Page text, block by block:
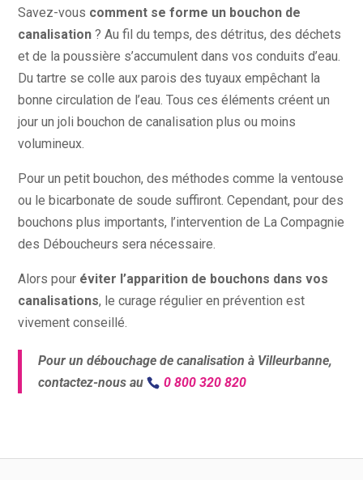
Savez-vous comment se forme un bouchon de
canalisation ? Au fil du temps, des détritus, des déchets
et de la poussière s’accumulent dans vos conduits d’eau.
Du tartre se colle aux parois des tuyaux empêchant la
bonne circulation de l’eau. Tous ces éléments créent un
jour un joli bouchon de canalisation plus ou moins
volumineux.
Pour un petit bouchon, des méthodes comme la ventouse
ou le bicarbonate de soude suffiront. Cependant, pour des
bouchons plus importants, l’intervention de La Compagnie
des Déboucheurs sera nécessaire.
Alors pour éviter l’apparition de bouchons dans vos
canalisations, le curage régulier en prévention est
vivement conseillé.
Pour un débouchage de canalisation à Villeurbanne,
contactez-nous au
0 800 320 820